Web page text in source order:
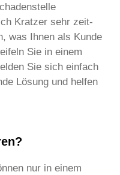
Kratzer sehr zeit-
was Ihnen als Kunde
Sie in einem
Sie sich einfach
Lösung und helfen
nur in einem